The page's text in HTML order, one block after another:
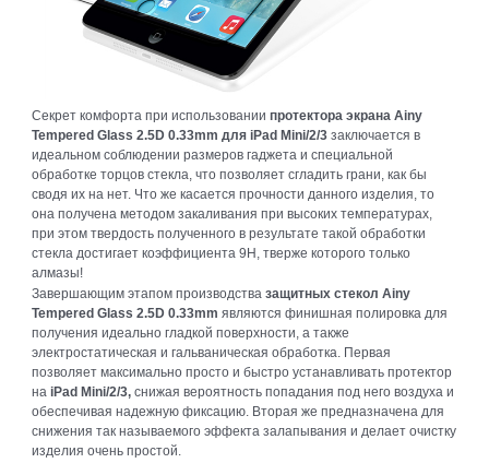
Секрет комфорта при использовании протектора экрана Ainy
Tempered Glass 2.5D 0.33mm для iPad Mini/2/3 заключается в
идеальном соблюдении размеров гаджета и специальной
обработке торцов стекла, что позволяет сгладить грани, как бы
сводя их на нет. Что же касается прочности данного изделия, то
она получена методом закаливания при высоких температурах,
при этом твердость полученного в результате такой обработки
стекла достигает коэффициента 9Н, тверже которого только
алмазы!
Завершающим этапом производства защитных стекол Ainy
Tempered Glass 2.5D 0.33mm являются финишная полировка для
получения идеально гладкой поверхности, а также
электростатическая и гальваническая обработка. Первая
позволяет максимально просто и быстро устанавливать протектор
на iPad Mini/2/3, снижая вероятность попадания под него воздуха и
обеспечивая надежную фиксацию. Вторая же предназначена для
снижения так называемого эффекта залапывания и делает очистку
изделия очень простой.